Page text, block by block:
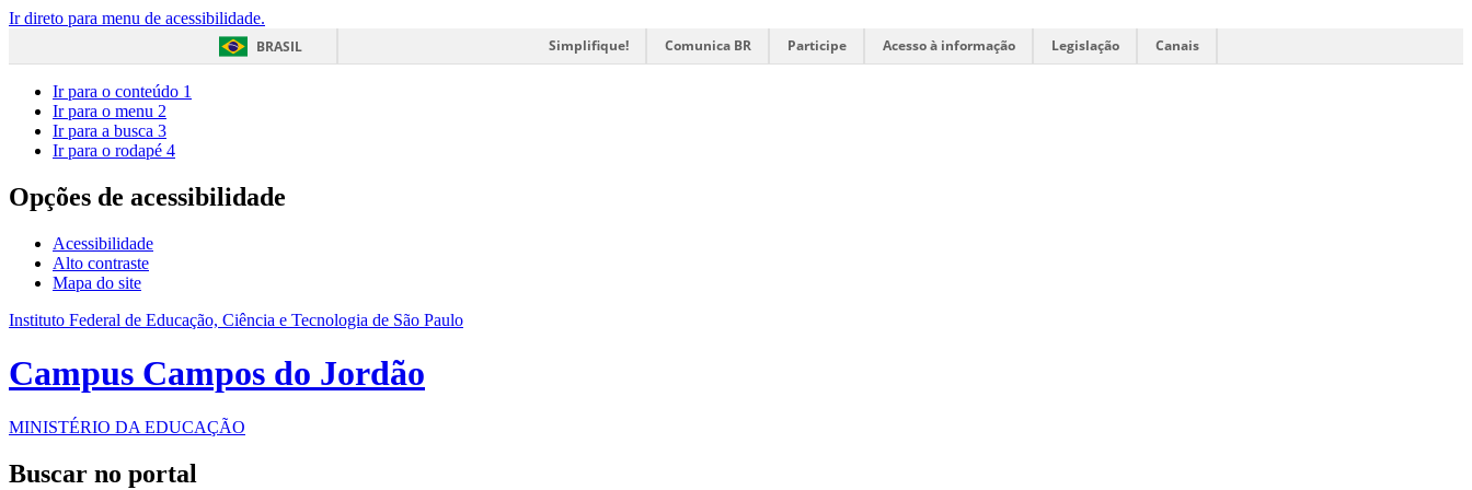
Ir direto para menu de acessibilidade.
BRASIL
Simplifique! Comunica BR Participe Acesso à informação Legislação Canais
Ir para o conteúdo 1
Ir para o menu 2
Ir para a busca 3
Ir para o rodapé 4
Opções de acessibilidade
Acessibilidade
Alto contraste
Mapa do site
Instituto Federal de Educação, Ciência e Tecnologia de São Paulo
Campus Campos do Jordão
MINISTÉRIO DA EDUCAÇÃO
Buscar no portal